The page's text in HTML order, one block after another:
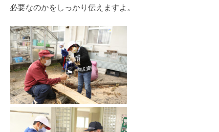
必要なのかをしっかり伝えますよ。